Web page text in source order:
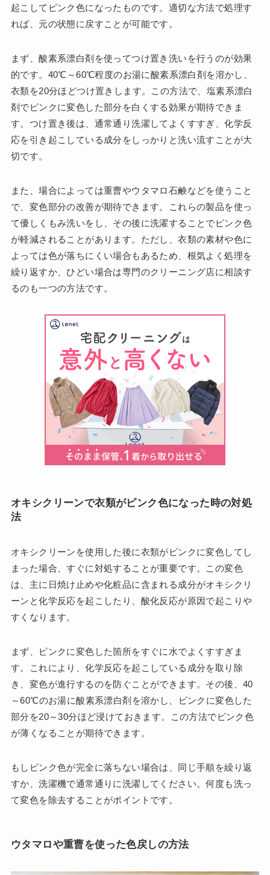
起こしてピンク色になったものです。適切な方法で処理す
れば、元の状態に戻すことが可能です。
まず、酸素系漂白剤を使ってつけ置き洗いを行うのが効果
的です。40℃～60℃程度のお湯に酸素系漂白剤を溶かし、
衣類を20分ほどつけ置きします。この方法で、塩素系漂白
剤でピンクに変色した部分を白くする効果が期待できま
す。つけ置き後は、通常通り洗濯してよくすすぎ、化学反
応を引き起こしている成分をしっかりと洗い流すことが大
切です。
また、場合によっては重曹やウタマロ石鹸などを使うこと
で、変色部分の改善が期待できます。これらの製品を使っ
て優しくもみ洗いをし、その後に洗濯することでピンク色
が軽減されることがあります。ただし、衣類の素材や色に
よっては色が落ちにくい場合もあるため、根気よく処理を
繰り返すか、ひどい場合は専門のクリーニング店に相談す
るのも一つの方法です。
オキシクリーンで衣類がピンク色になった時の対処
法
オキシクリーンを使用した後に衣類がピンクに変色してし
まった場合、すぐに対処することが重要です。この変色
は、主に日焼け止めや化粧品に含まれる成分がオキシクリ
ーンと化学反応を起こしたり、酸化反応が原因で起こりや
すくなります。
まず、ピンクに変色した箇所をすぐに水でよくすすぎま
す。これにより、化学反応を起こしている成分を取り除
き、変色が進行するのを防ぐことができます。その後、40
～60℃のお湯に酸素系漂白剤を溶かし、ピンクに変色した
部分を20～30分ほど浸けておきます。この方法でピンク色
が薄くなることが期待できます。
もしピンク色が完全に落ちない場合は、同じ手順を繰り返
すか、洗濯機で通常通りに洗濯してください。何度も洗っ
て変色を除去することがポイントです。
ウタマロや重曹を使った色戻しの方法